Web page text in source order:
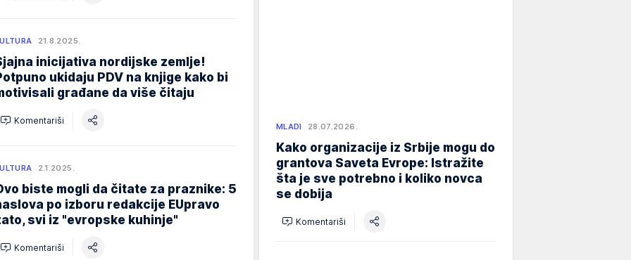
21.8.2025.
inicijativa nordijske zemlje!
ukidaju PDV na knjige kako bi
građane da više čitaju
Komentariši
2.1.2025.
biste mogli da čitate za praznike: 5
po izboru redakcije EUpravo
svi iz "evropske kuhinje"
Komentariši
MLADI 28.07.2026.
Kako organizacije iz Srbije mogu do
grantova Saveta Evrope: Istražite
šta je sve potrebno i koliko novca
se dobija
Komentariši